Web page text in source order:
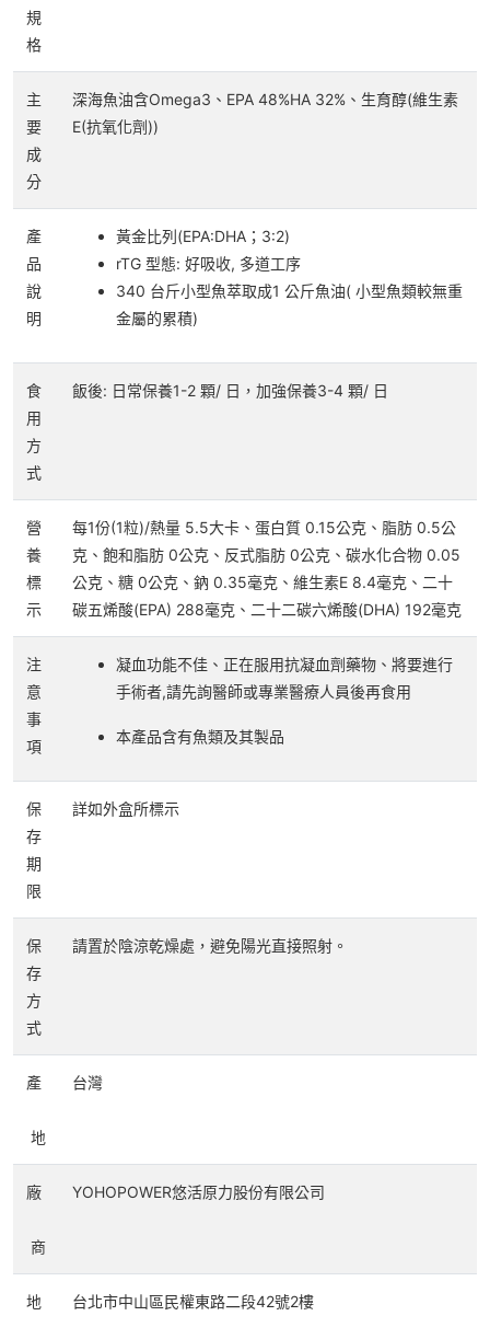
規
格
主
要
成
分
深海魚油含Omega3、EPA 48%HA 32%、生育醇(維生素
E(抗氧化劑))
產
品
說
明
黃金比列(EPA:DHA；3:2)
rTG 型態: 好吸收, 多道工序
340 台斤小型魚萃取成1 公斤魚油( 小型魚類較無重
金屬的累積)
食
用
方
式
飯後: 日常保養1-2 顆/ 日，加強保養3-4 顆/ 日
營
養
標
示
每1份(1粒)/熱量 5.5大卡、蛋白質 0.15公克、脂肪 0.5公
克、飽和脂肪 0公克、反式脂肪 0公克、碳水化合物 0.05
公克、糖 0公克、鈉 0.35毫克、維生素E 8.4毫克、二十
碳五烯酸(EPA) 288毫克、二十二碳六烯酸(DHA) 192毫克
注
意
事
項
凝血功能不佳、正在服用抗凝血劑藥物、將要進行
手術者,請先詢醫師或專業醫療人員後再食用
本產品含有魚類及其製品
保
存
期
限
詳如外盒所標示
保
存
方
式
請置於陰涼乾燥處，避免陽光直接照射。
產
地
台灣
廠
商
YOHOPOWER悠活原力股份有限公司
地 台北市中山區民權東路二段42號2樓